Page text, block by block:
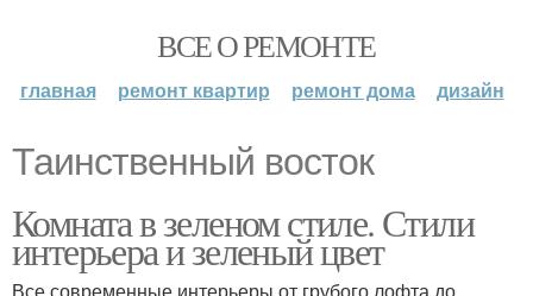
ВСЕ О РЕМОНТЕ
главная ремонт квартир ремонт дома дизайн
Таинственный восток
Комната в зеленом стиле. Стили
интерьера и зеленый цвет